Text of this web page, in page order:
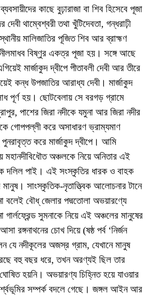
কাছে বুঢ়ারাজা বা শিব হিসেবে পূজা
থাম্বেশ্বরী তথা খুঁটিদেবতা, গন্ধরাঢ়ী
মালিজাতির পূজিত শিব আর ব্রাহ্মণ
নীলমাধব বিষ্ণুর একত্র পূজা হয়। সঙ্গে আছে
মার্জাকুদ দ্বীপে পীতাবলী দেবী আর তীরে
কন্ধ উপজাতির আরাধ্য দেবী। মার্জাকুদ
পূর্ণ হয়। ছোটবেলায় সে বরগড় গ্রামে
পাশের জিরা নদীকে যমুনা আর জিরা নদীর
গোপপল্লী করে অসাধারণ ভ্রাম্যমাণ
করে মার্জাকুদ দ্বীপে। আমি
মহানদীবিধৌত অঞ্চলকে নিয়ে অনিতার এই
দলিল পাই। এই সংস্কৃতির ধারক ও বাহক
সাংস্কৃতিক-নৃতাত্ত্বিক আলোচনার টানে
বলেই বৌধ্ জেলার পদ্মতোলা অভয়ারণ্যে
সুমনাকে নিয়ে এই অঞ্চলের মানুষের
রঙ্গনাথনের চোখ দিয়ে (ষষ্ঠ পর্ব ‘নির্জন
যে নদীকূলের অজস্র গ্রাম, যেখানে মানুষ
বহু বছর ধরে, তখন অরণ্যই ছিল তার
হয়নি। অভয়ারণ্য চিহ্নিত হয়ে যাওয়ার
সম্পর্ক বদলে গেছে। জঙ্গল আইন আর